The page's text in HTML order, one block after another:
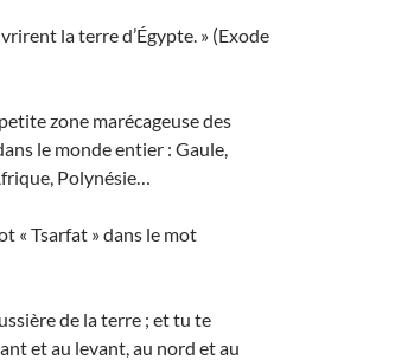
la terre d’Égypte. » (Exode
zone marécageuse des
le monde entier : Gaule,
Polynésie…
« Tsarfat » dans le mot
de la terre ; et tu te
et au levant, au nord et au